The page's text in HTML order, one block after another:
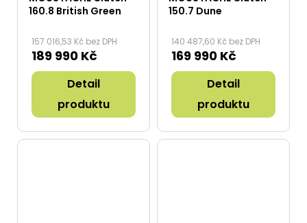
160.8 British Green
157 016,53 Kč bez DPH
189 990 Kč
Detail
produktu
150.7 Dune
140 487,60 Kč bez DPH
169 990 Kč
Detail
produktu